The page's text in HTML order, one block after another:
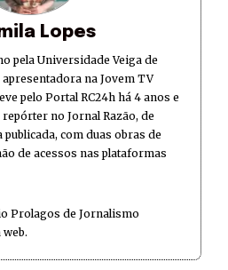
Lopes
pela Universidade Veiga de
apresentadora na Jovem TV
pelo Portal RC24h há 4 anos e
no Jornal Razão, de
publicada, com duas obras de
de acessos nas plataformas
Prolagos de Jornalismo